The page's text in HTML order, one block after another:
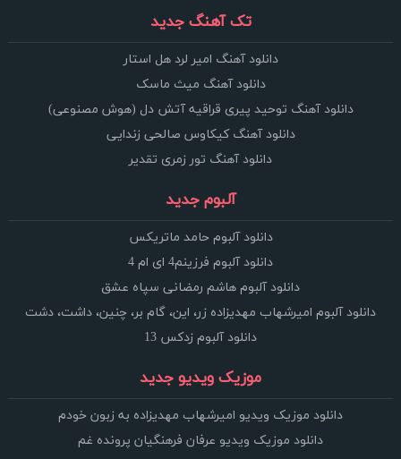
تک آهنگ جدید
دانلود آهنگ امیر لرد هل استار
دانلود آهنگ میث ماسک
دانلود آهنگ توحید پیری قراقیه آتش دل (هوش مصنوعی)
دانلود آهنگ کیکاوس صالحی زندایی
دانلود آهنگ تور زمری تقدیر
آلبوم جدید
دانلود آلبوم حامد ماتریکس
دانلود آلبوم فرزینم4 ای ام 4
دانلود آلبوم هاشم رمضانی سپاه عشق
دانلود آلبوم امیرشهاب مهدیزاده زر، این، گام بر، چنین، داشت، دشت
دانلود آلبوم زدکس 13
موزیک ویدیو جدید
دانلود موزیک ویدیو امیرشهاب مهدیزاده به زبون خودم
دانلود موزیک ویدیو عرفان فرهنگیان پرونده غم